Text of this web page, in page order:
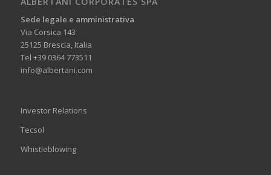
Sede legale e amministrativa
Via Corsica 143
25125 Brescia, Italia
Tel +39 0364 773511
info@albertani.com
Investor Relations
Tecsol
Whistleblowing